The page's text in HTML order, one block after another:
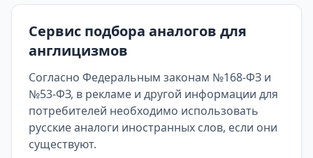
Сервис подбора аналогов для
англицизмов
Согласно Федеральным законам №168-ФЗ и
№53-ФЗ, в рекламе и другой информации для
потребителей необходимо использовать
русские аналоги иностранных слов, если они
существуют.